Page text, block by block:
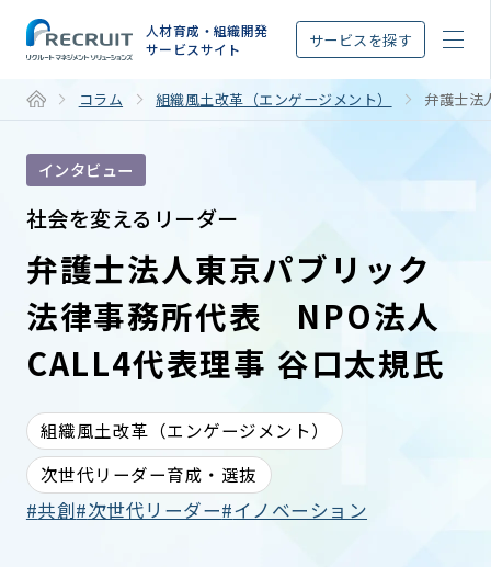
人材育成・組織開発
サービスサイト
サービスを探す
コラム 組織風土改革（エンゲージメント） 弁護士法
インタビュー
社会を変えるリーダー
弁護士法人東京パブリック
法律事務所代表 NPO法人
CALL4代表理事 谷口太規氏
組織風土改革（エンゲージメント）
次世代リーダー育成・選抜
共創 次世代リーダー イノベーション